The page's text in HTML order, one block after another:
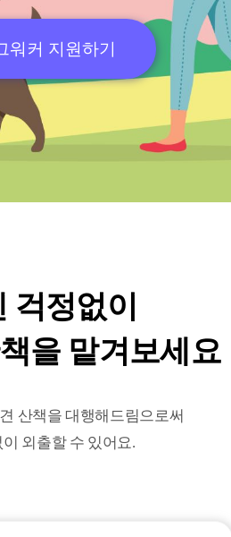
워커 지원하기
걱정없이
을 맡겨보세요
산책을 대행해드림으로써
이 외출할 수 있어요.